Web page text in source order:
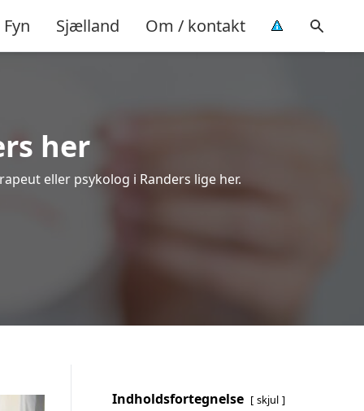
Fyn Sjælland Om / kontakt
her
eller psykolog i Randers lige her.
Indholdsfortegnelse skjul